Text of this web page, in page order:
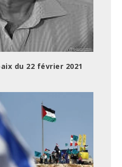
du 22 février 2021